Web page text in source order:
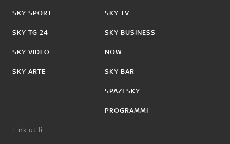
SKY SPORT
SKY TG 24
SKY VIDEO
SKY ARTE
SKY TV
SKY BUSINESS
NOW
SKY BAR
SPAZI SKY
PROGRAMMI
Link utili: